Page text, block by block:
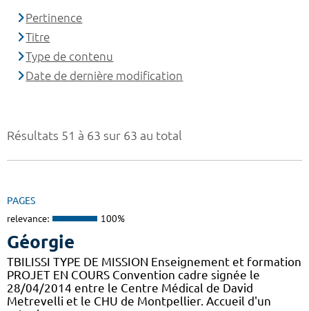
Résultats 51 à 63 sur 63 au total
PAGES
relevance: 100%
Géorgie
TBILISSI TYPE DE MISSION Enseignement et formation
PROJET EN COURS Convention cadre signée le
28/04/2014 entre le Centre Médical de David
Metrevelli et le CHU de Montpellier. Accueil d'un
Pertinence
Titre
Type de contenu
Date de dernière modification